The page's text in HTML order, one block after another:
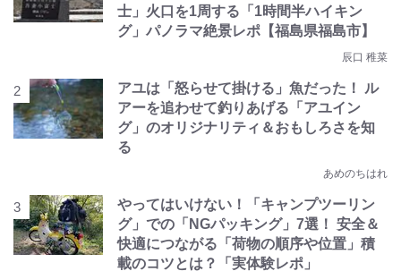
士」火口を1周する「1時間半ハイキン
グ」パノラマ絶景レポ【福島県福島市】
辰口 稚菜
アユは「怒らせて掛ける」魚だった！ ル
アーを追わせて釣りあげる「アユイン
グ」のオリジナリティ＆おもしろさを知
る
あめのちはれ
やってはいけない！「キャンプツーリン
グ」での「NGパッキング」7選！ 安全＆
快適につながる「荷物の順序や位置」積
載のコツとは？「実体験レポ」